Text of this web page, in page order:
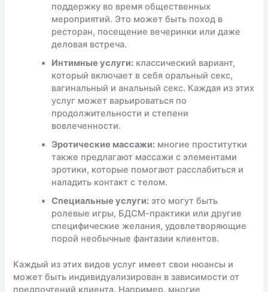
поддержку во время общественных
мероприятий. Это может быть поход в
ресторан, посещение вечеринки или даже
деловая встреча.
Интимные услуги: классический вариант,
который включает в себя оральный секс,
вагинальный и анальный секс. Каждая из этих
услуг может варьироваться по
продолжительности и степени
вовлеченности.
Эротические массажи: многие проститутки
также предлагают массажи с элементами
эротики, которые помогают расслабиться и
наладить контакт с телом.
Специальные услуги: это могут быть
ролевые игры, БДСМ-практики или другие
специфические желания, удовлетворяющие
порой необычные фантазии клиентов.
Каждый из этих видов услуг имеет свои нюансы и
может быть индивидуализирован в зависимости от
предпочтений клиента. Например, многие